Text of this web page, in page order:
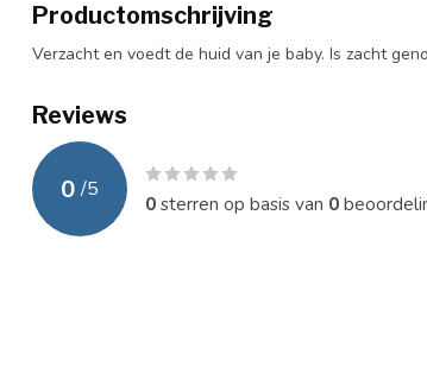
Productomschrijving
Verzacht en voedt de huid van je baby. Is zacht
Reviews
0 /5
0sterren op basis van 0